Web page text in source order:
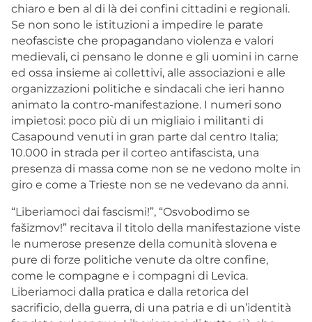
chiaro e ben al di là dei confini cittadini e regionali.
Se non sono le istituzioni a impedire le parate
neofasciste che propagandano violenza e valori
medievali, ci pensano le donne e gli uomini in carne
ed ossa insieme ai collettivi, alle associazioni e alle
organizzazioni politiche e sindacali che ieri hanno
animato la contro-manifestazione. I numeri sono
impietosi: poco più di un migliaio i militanti di
Casapound venuti in gran parte dal centro Italia;
10.000 in strada per il corteo antifascista, una
presenza di massa come non se ne vedono molte in
giro e come a Trieste non se ne vedevano da anni.
“Liberiamoci dai fascismi!”, “Osvobodimo se
fašizmov!” recitava il titolo della manifestazione viste
le numerose presenze della comunità slovena e
pure di forze politiche venute da oltre confine,
come le compagne e i compagni di Levica.
Liberiamoci dalla pratica e dalla retorica del
sacrificio, della guerra, di una patria e di un’identità